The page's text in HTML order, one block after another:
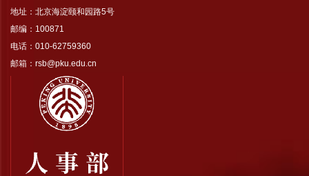
地址：北京海淀颐和园路5号
邮编：100871
电话：010-62759360
邮箱：rsb@pku.edu.cn